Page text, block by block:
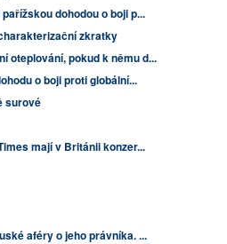
dohodou o boji p...
zkratky
oteplování, pokud k němu d...
o boji proti globální...
surové
mají v Británii konzer...
aféry o jeho právníka. ...